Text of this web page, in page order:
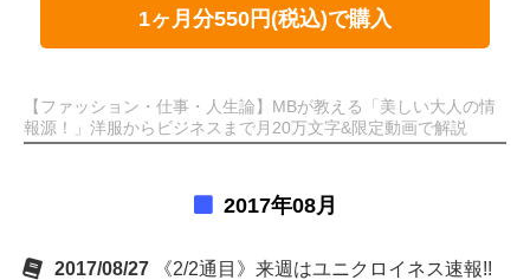
1ヶ月分550円(税込)で購入
【ファッション・仕事・人生論】MBが教える「美しい大人の情
報源！」洋服からビジネスまで月20万文字&限定動画で解説
2017年08月
2017/08/27
《2/2通目》来週はユニクロイネス速報!!